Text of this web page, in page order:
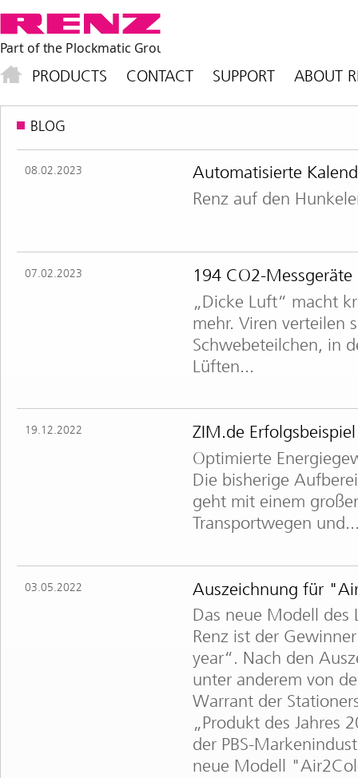
PRODUCTS CONTACT SUPPORT ABOUT
BLOG
08.02.2023
Automatisierte
Renz auf den
07.02.2023
194 CO2-
„Dicke Luft“ macht
mehr. Viren verteilen
Schwebeteilchen, in
Lüften...
19.12.2022
ZIM.de
Optimierte
Die bisherige
geht mit einem
Transportwegen
03.05.2022
Auszeichnung für
Das neue Modell
Renz ist der
year“. Nach den
unter anderem von
Warrant der
„Produkt des Jahres
der PBS-
neue Modell